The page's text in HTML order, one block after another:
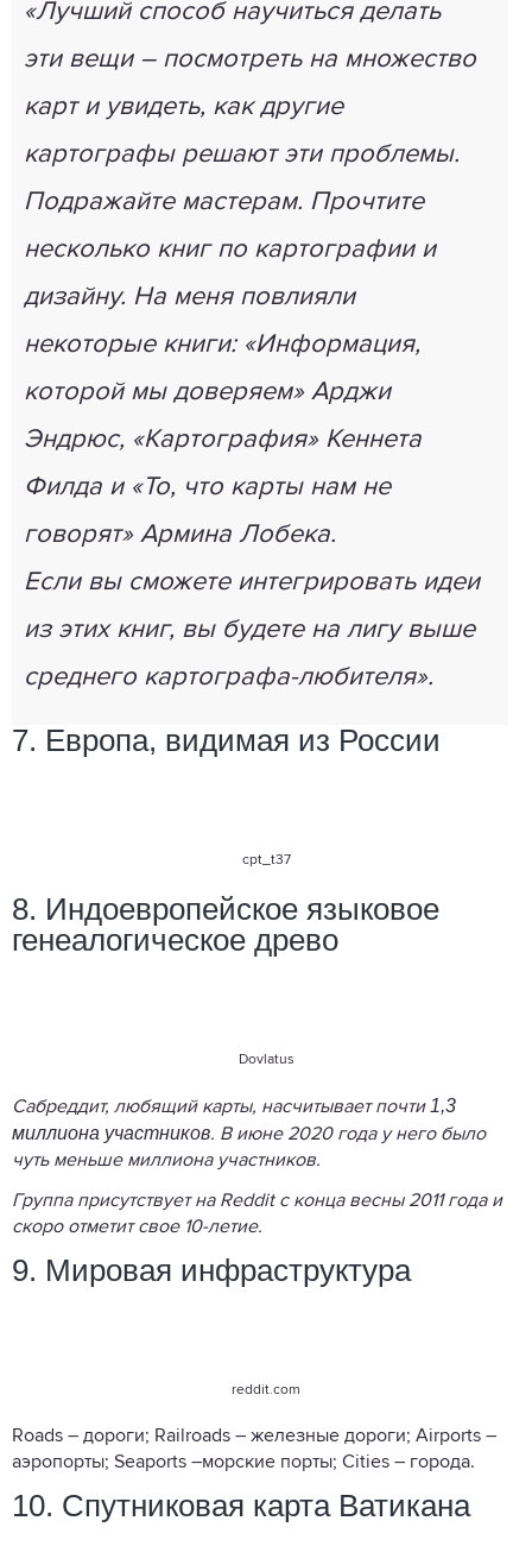
«Лучший способ научиться делать
эти вещи – посмотреть на множество
карт и увидеть, как другие
картографы решают эти проблемы.
Подражайте мастерам. Прочтите
несколько книг по картографии и
дизайну. На меня повлияли
некоторые книги: «Информация,
которой мы доверяем» Арджи
Эндрюс, «Картография» Кеннета
Филда и «То, что карты нам не
говорят» Армина Лобека.
Если вы сможете интегрировать идеи
из этих книг, вы будете на лигу выше
среднего картографа-любителя».
7. Европа, видимая из России
cpt_t37
8. Индоевропейское языковое
генеалогическое древо
Dovlatus
Сабреддит, любящий карты, насчитывает почти 1,3
миллиона участников. В июне 2020 года у него было
чуть меньше миллиона участников.
Группа присутствует на Reddit с конца весны 2011 года и
скоро отметит свое 10-летие.
9. Мировая инфраструктура
reddit.com
Roads – дороги; Railroads – железные дороги; Airports –
аэропорты; Seaports –морские порты; Cities – города.
10. Спутниковая карта Ватикана